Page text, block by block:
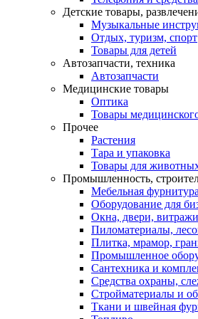
Детские товары,
Музыкальные
Отдых, туризм, спорт
Товары для детей
Автозапчасти, техника
Автозапчасти
Медицинские товары
Оптика
Товары
Прочее
Растения
Тара и упаковка
Товары для
Промышленность,
Мебельная фурнитура
Оборудование для
Окна, двери,
Пиломатериалы,
Плитка, мрамор,
Промышленное
Сантехника и
Средства охраны,
Стройматериалы и
Ткани и швейная